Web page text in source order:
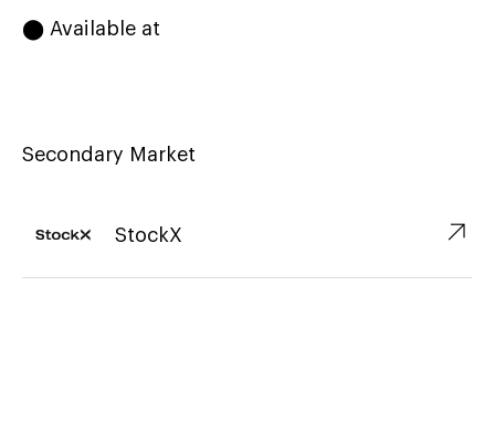
⬤ Available at
Secondary Market
StockX ↗︎